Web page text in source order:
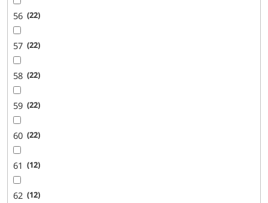
56 22
57 22
58 22
59 22
60 22
61 12
62 12